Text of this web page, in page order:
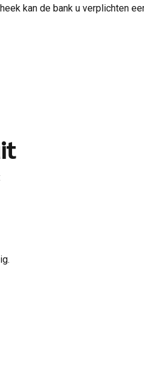
kan de bank u verplichten